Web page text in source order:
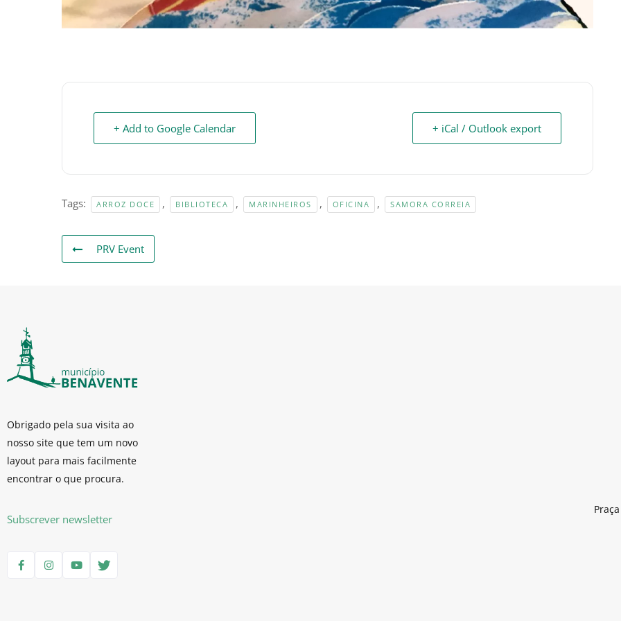
+ Add to Google Calendar + iCal / Outlook export
Tags: ARROZ DOCE , BIBLIOTECA , MARINHEIROS , OFICINA , SAMORA CORREIA
PRV Event
Obrigado pela sua visita ao
nosso site que tem um novo
layout para mais facilmente
encontrar o que procura.
Subscrever newsletter